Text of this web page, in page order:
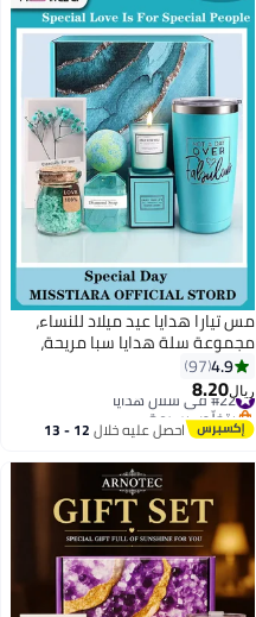
مس تيارا هدايا عيد ميلاد للنساء،
مجموعة سلة هدايا سبا مريحة،
أفكار هدايا فريدة للنساء، هدايا للأم
والأخت وأفضل صديق للزوجة، هدايا
للنساء للزملاء والمعلمين
والممرضات
4.9
97
ريال8.20
#22 في سلال هدايا
بتخلّص بسرعة
#22 في سلال هدايا احصل عليه خلال 12 - 13